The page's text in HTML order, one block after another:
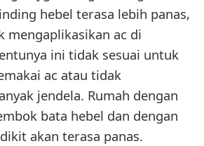
hebel terasa lebih panas,
mengaplikasikan ac di
ini tidak sesuai untuk
ac atau tidak
jendela. Rumah dengan
bata hebel dan dengan
akan terasa panas.